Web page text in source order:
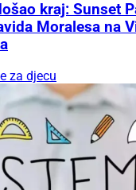
kraj: Sunset
Moralesa na
za djecu